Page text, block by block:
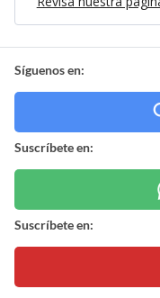
Síguenos en:
Suscríbete en:
Suscríbete en: